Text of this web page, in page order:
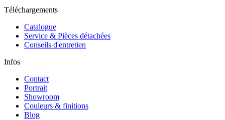
Téléchargements
Catalogue
Service & Pièces détachées
Conseils d'entretien
Infos
Contact
Portrait
Showroom
Couleurs & finitions
Blog